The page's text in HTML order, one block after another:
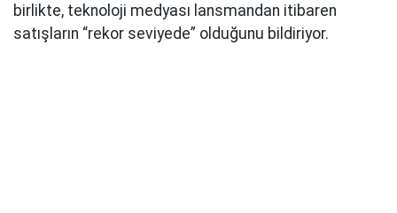
birlikte, teknoloji medyası lansmandan itibaren
satışların “rekor seviyede” olduğunu bildiriyor.